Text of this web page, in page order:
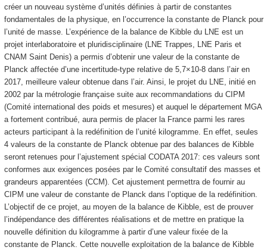
créer un nouveau système d’unités définies à partir de constantes
fondamentales de la physique, en l’occurrence la constante de Planck pour
l’unité de masse. L’expérience de la balance de Kibble du LNE est un
projet interlaboratoire et pluridisciplinaire (LNE Trappes, LNE Paris et
CNAM Saint Denis) a permis d’obtenir une valeur de la constante de
Planck affectée d’une incertitude-type relative de 5,7×10-8 dans l’air en
2017, meilleure valeur obtenue dans l’air. Ainsi, le projet du LNE, initié en
2002 par la métrologie française suite aux recommandations du CIPM
(Comité international des poids et mesures) et auquel le département MGA
a fortement contribué, aura permis de placer la France parmi les rares
acteurs participant à la redéfinition de l’unité kilogramme. En effet, seules
4 valeurs de la constante de Planck obtenue par des balances de Kibble
seront retenues pour l’ajustement spécial CODATA 2017: ces valeurs sont
conformes aux exigences posées par le Comité consultatif des masses et
grandeurs apparentées (CCM). Cet ajustement permettra de fournir au
CIPM une valeur de constante de Planck dans l’optique de la redéfinition.
L’objectif de ce projet, au moyen de la balance de Kibble, est de prouver
l’indépendance des différentes réalisations et de mettre en pratique la
nouvelle définition du kilogramme à partir d’une valeur fixée de la
constante de Planck. Cette nouvelle exploitation de la balance de Kibble